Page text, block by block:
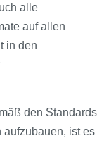
alle
auf allen
in den
den Standards
aufzubauen, ist es